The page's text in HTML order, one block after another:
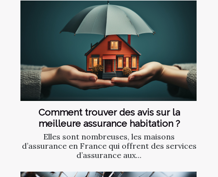
Comment trouver des avis sur la
meilleure assurance habitation ?
Elles sont nombreuses, les maisons
d’assurance en France qui offrent des services
d’assurance aux...